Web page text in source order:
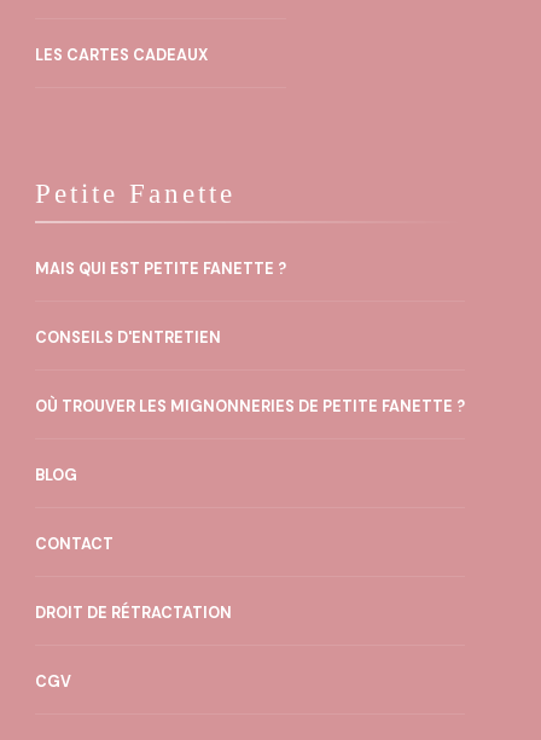
du
LES CARTES CADEAUX
Petite Fanette
MAIS QUI EST PETITE FANETTE ?
CONSEILS D'ENTRETIEN
OÙ TROUVER LES MIGNONNERIES DE PETITE FANETTE ?
BLOG
CONTACT
DROIT DE RÉTRACTATION
CGV